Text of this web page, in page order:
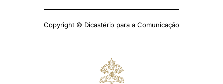
Copyright © Dicastério para a Comunicação